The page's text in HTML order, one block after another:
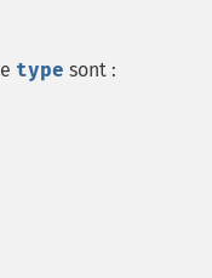
type sont :